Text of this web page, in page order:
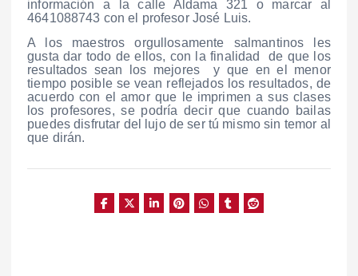
información a la calle Aldama 321 o marcar al
4641088743 con el profesor José Luis.
A los maestros orgullosamente salmantinos les
gusta dar todo de ellos, con la finalidad de que los
resultados sean los mejores y que en el menor
tiempo posible se vean reflejados los resultados, de
acuerdo con el amor que le imprimen a sus clases
los profesores, se podría decir que cuando bailas
puedes disfrutar del lujo de ser tú mismo sin temor al
que dirán.